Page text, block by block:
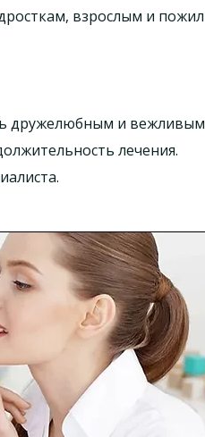
взрослым и
дружелюбным и
лечения.